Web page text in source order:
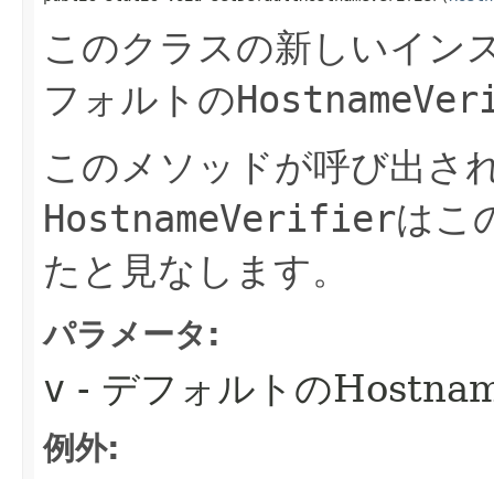
このクラスの新しいイン
フォルトの
このメソッドが呼び出さ
HostnameVerifierはこ
たと見なします。
パラメータ:
v - デフォルトの
例外: